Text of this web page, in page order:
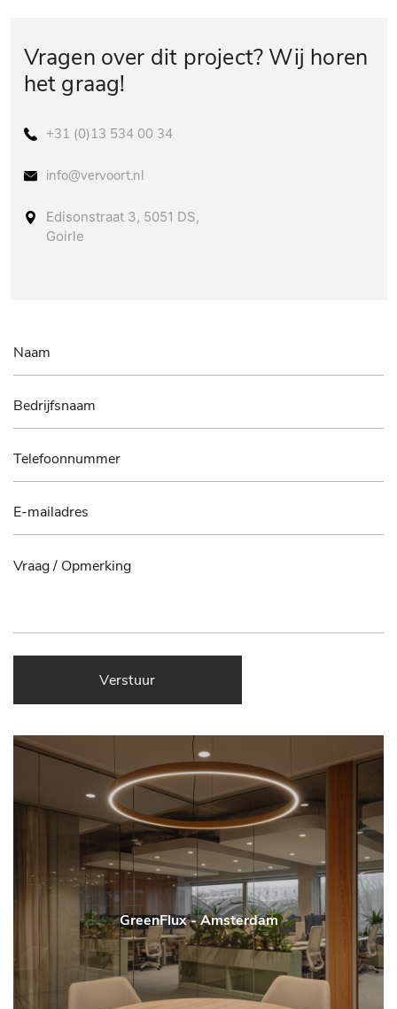
Vragen over dit project? Wij horen
het graag!
+31 (0)13 534 00 34
info@vervoort.nl
Edisonstraat 3, 5051 DS,
Goirle
Verstuur
GreenFlux - Amsterdam